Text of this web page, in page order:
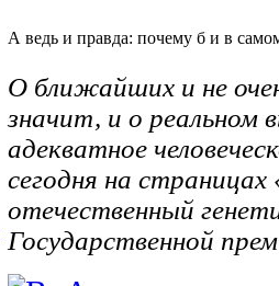
А ведь и правда: почему б и в
О ближайших и не
значит, и о реальном
адекватное
сегодня на
отечественный
Государственной